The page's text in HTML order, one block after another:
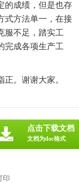
的成绩，但是也存
式方法单一，在接
服不足，踏实工
完成各项生产工
。谢谢大家。
印
点击下载文档
文档为doc格式